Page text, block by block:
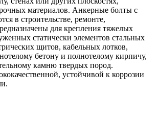
материалов. Анкерные болты с
в строительстве, ремонте,
для крепления тяжелых
статически элементов стальных
щитов, кабельных лотков,
бетону и полнотелому кирпичу,
камню твердых пород.
устойчивой к коррозии